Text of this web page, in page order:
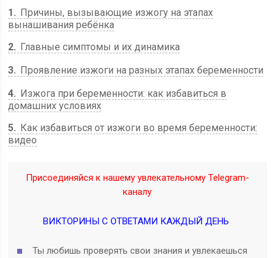
1
Причины, вызывающие изжогу на этапах
вынашивания ребёнка
2
Главные симптомы и их динамика
3
Проявление изжоги на разных этапах беременности
4
Изжога при беременности: как избавиться в
домашних условиях
5
Как избавиться от изжоги во время беременности:
видео
Присоединяйся к нашему увлекательному Telegram-
каналу
ВИКТОРИНЫ С ОТВЕТАМИ КАЖДЫЙ ДЕНЬ
Ты любишь проверять свои знания и увлекаешься